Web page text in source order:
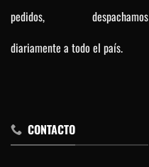
pedidos, despachamos
diariamente a todo el país.
CONTACTO